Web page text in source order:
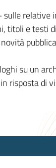
sulle
titoli e testi
su un
risposta di